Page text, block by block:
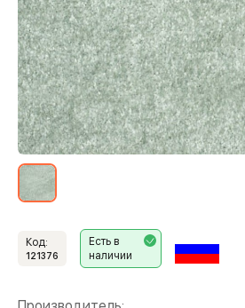
Код:
121376
Есть в
наличии